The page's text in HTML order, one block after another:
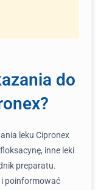
do
leku Cipronex
inne leki
preparatu.
poinformować